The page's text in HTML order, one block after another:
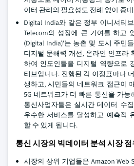
이터 관리의 필요성도 전례 없이 증
Digital India와 같은 정부 이니셔티
Telecom의 성장에 큰 기여를 하고
(Digital India)'는 농촌 및 도시 주민
디지털 문해력 개선, 온라인 인프라
하여 인도인들을 디지털 역량으로
티브입니다. 진행된 각 이정표마다
생하고, 시민들의 네트워크 접근이
5G 네트워크가 더 빠른 통신을 가능
통신사업자들은 실시간 데이터 수
우수한 서비스를 달성하고 예측적
할 수 있게 됩니다.
통신 시장의 빅데이터 분석 시장
시장의 상위 기업들은 Amazon Web